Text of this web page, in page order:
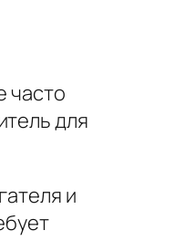
часто
для
и